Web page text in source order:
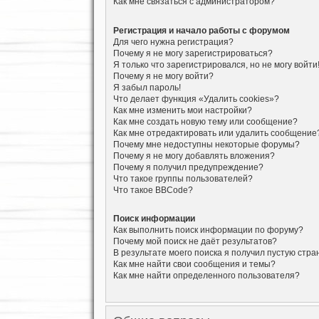
Регистрация и начало работы с форумом
Для чего нужна регистрация?
Почему я не могу зарегистрироваться?
Я только что зарегистрировался, но не могу войти!
Почему я не могу войти?
Я забыл пароль!
Что делает функция «Удалить cookies»?
Как мне изменить мои настройки?
Как мне создать новую тему или сообщение?
Как мне отредактировать или удалить
Почему мне недоступны некоторые форумы?
Почему я не могу добавлять вложения?
Почему я получил предупреждение?
Что такое группы пользователей?
Что такое BBCode?
Поиск информации
Как выполнить поиск информации по форуму?
Почему мой поиск не даёт результатов?
В результате моего поиска я получил пустую
Как мне найти свои сообщения и темы?
Как мне найти определенного пользователя?